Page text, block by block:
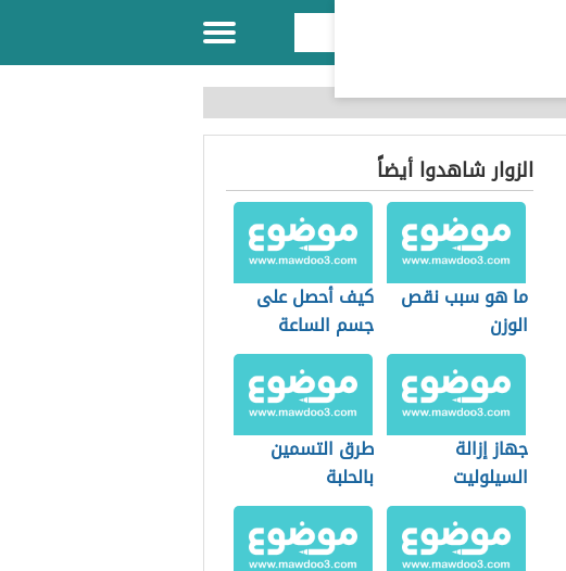
الزوار شاهدوا أيضاً
ما هو سبب نقص
الوزن
كيف أحصل على
جسم الساعة
الرملية
جهاز إزالة
السيلوليت
طرق التسمين
بالحلبة